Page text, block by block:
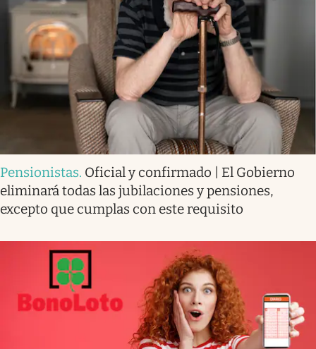
Pensionistas. Oficial y confirmado | El Gobierno
eliminará todas las jubilaciones y pensiones,
excepto que cumplas con este requisito